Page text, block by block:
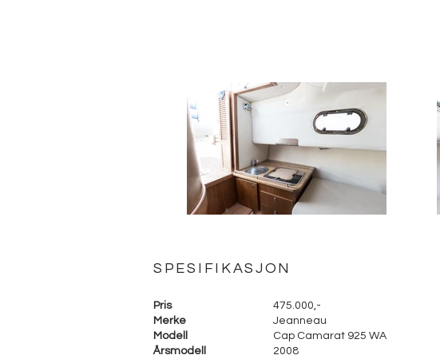
SPESIFIKASJON
475.000,-
Jeanneau
Cap Camarat 925 WA
2008
Pris
Merke
Modell
Årsmodell